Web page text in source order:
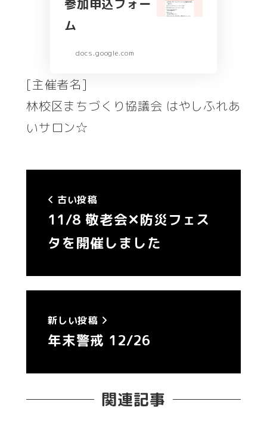
参加申込フォー
ム
docs.google.com
[主催者名]
林校区まちづくり協議会 はやしふれあ
いサロン☆
古い投稿
11/8 敬老会✕防災フェス
タを開催しました
新しい投稿
年末警戒 12/26
関連記事